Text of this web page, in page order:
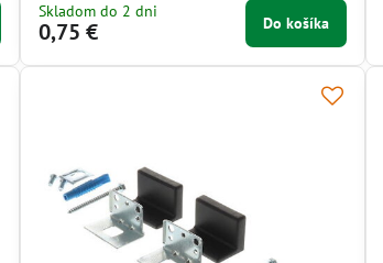
Skladom do 2 dni
0,75 € Do košíka